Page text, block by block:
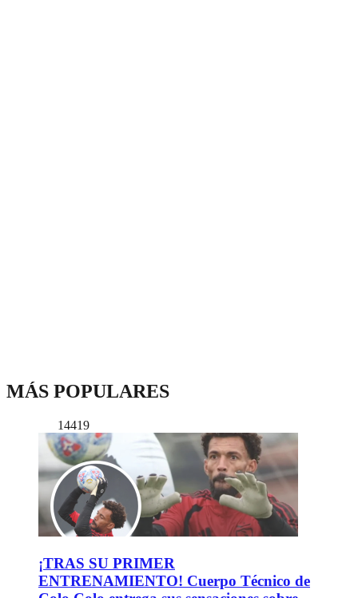
MÁS POPULARES
14419
¡TRAS SU PRIMER
ENTRENAMIENTO! Cuerpo Técnico de